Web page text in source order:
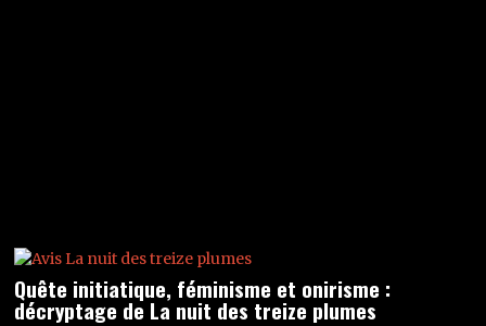
Quête initiatique, féminisme et onirisme :
décryptage de La nuit des treize plumes